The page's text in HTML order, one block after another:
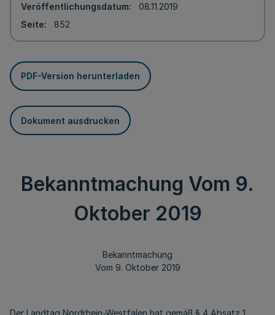
Veröffentlichungsdatum
08.11.2019
Seite
852
PDF-Version herunterladen
Dokument ausdrucken
Bekanntmachung Vom 9.
Oktober 2019
Bekanntmachung
Vom 9. Oktober 2019
Der Landtag Nordrhein-Westfalen hat gemäß § 4 Absatz 1